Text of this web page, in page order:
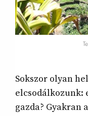
Sokszor olyan
elcsodálkozunk:
gazda? Gyakran